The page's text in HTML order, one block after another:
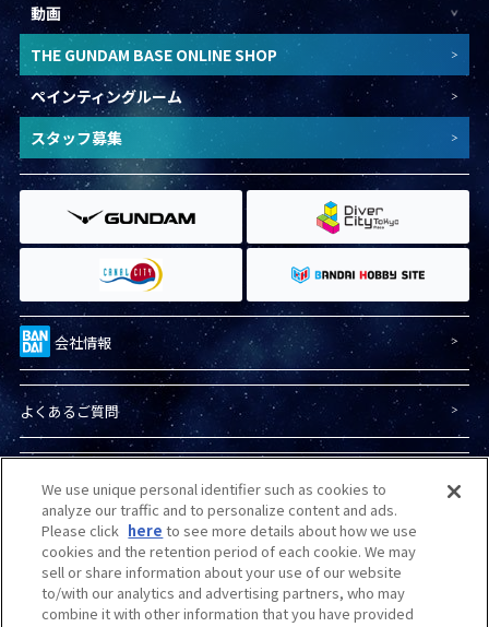
動画
THE GUNDAM BASE ONLINE SHOP
ペインティングルーム
スタッフ募集
会社情報
よくあるご質問
プライバシーオプション
商品（ガンプラ）に関するお問い合わせ
We use unique personal identifier such as cookies to
analyze our traffic and to personalize content and ads.
Please click here to see more details about how we use
cookies and the retention period of each cookie. We may
sell or share information about your use of our website
to/with our analytics and advertising partners, who may
combine it with other information that you have provided